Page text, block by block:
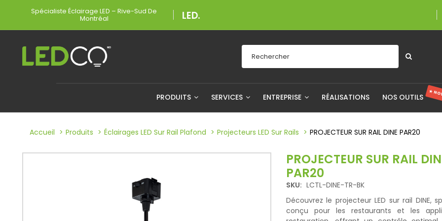
Spécialiste Éclairage LED – Rive-Sud De
Montréal Une
PRODUITS SERVICES ENTREPRISE RÉALISATIONS NOS OUTILS ★
Accueil Produits Éclairages LED Sur Rail Plafond Projecteurs LED Sur Rails PROJECTEUR SUR RAIL DINE PAR20
PROJECTEUR SUR RAIL
PAR20
SKU: LCTL-DINE-TR-BK
Découvrez le projecteur LED sur rail DINE,
conçu pour les restaurants et les